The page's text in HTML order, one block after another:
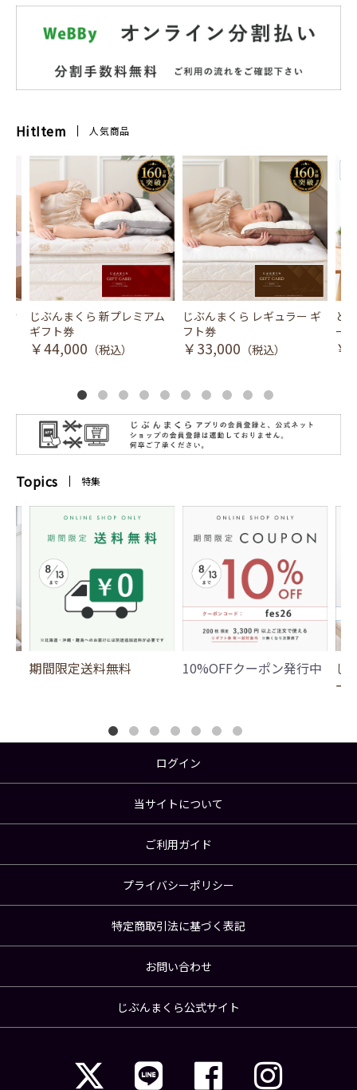
HitItem 人気商品
冷
じぶんまくら 新プレミアム
ギフト券
￥44,000 （税込）
じぶんまくら レギュラー ギ
フト券
￥33,000 （税込）
と
ース
￥
Topics 特集
期間限定送料無料 10%OFFクーポン発行中
じ
ー
ログイン
当サイトについて
ご利用ガイド
プライバシーポリシー
特定商取引法に基づく表記
お問い合わせ
じぶんまくら公式サイト